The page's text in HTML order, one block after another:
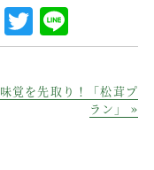
F
c
T
w
it
te
i
n
e
覚を先取り！「松茸プ
ラン」 »